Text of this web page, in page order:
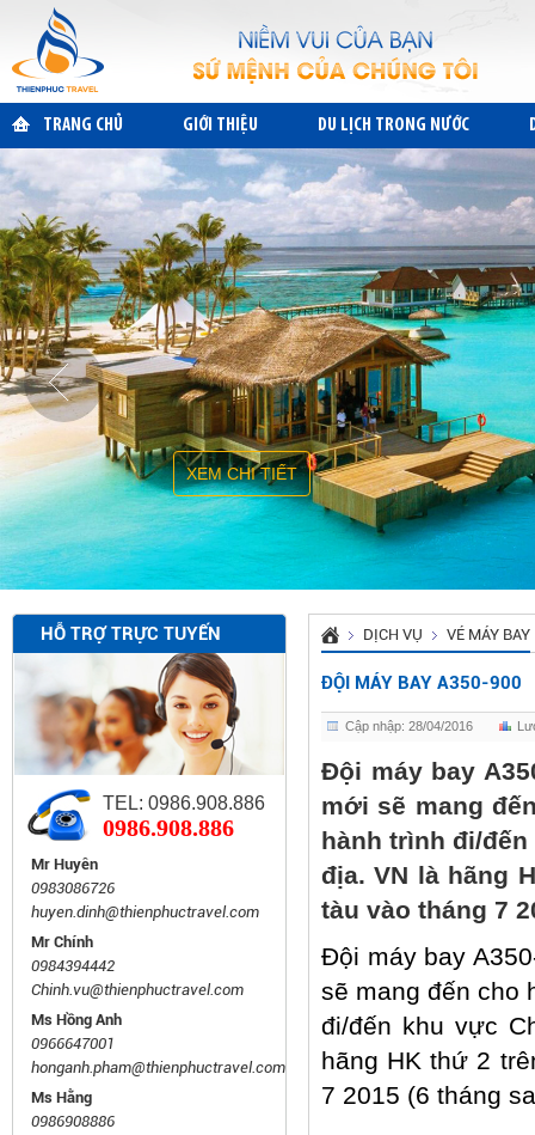
TRANG CHỦ GIỚI THIỆU DU LỊCH TRONG NƯỚC
XEM CHI TIẾT
HỖ TRỢ TRỰC TUYẾN
TEL: 0986.908.886
0986.908.886
Mr Huyên
0983086726
huyen.dinh@thienphuctravel.com
Mr Chính
0984394442
Chinh.vu@thienphuctravel.com
Ms Hồng Anh
0966647001
honganh.pham@thienphuctravel.com
Ms Hằng
0986908886
DỊCH VỤ VÉ MÁY BAY
ĐỘI MÁY BAY A350-900
Cập nhập: 28/04/2016
Đội máy bay
mới sẽ mang
hành trình đi/
địa. VN là hãng
tàu vào tháng 7
Đội máy bay
sẽ mang đến cho
đi/đến khu vực
hãng HK thứ 2
7 2015 (6 tháng